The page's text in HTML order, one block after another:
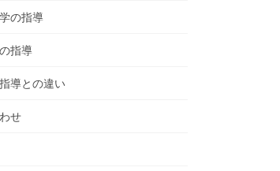
の指導
指導
導との違い
せ